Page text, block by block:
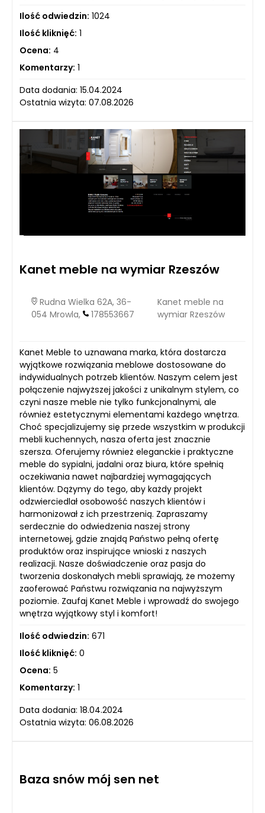
Ilość odwiedzin: 1024
Ilość kliknięć: 1
Ocena: 4
Komentarzy: 1
Data dodania: 15.04.2024
Ostatnia wizyta: 07.08.2026
Kanet meble na wymiar Rzeszów
Rudna Wielka 62A, 36-
054 Mrowla,
178553667
Kanet meble na
wymiar Rzeszów
Kanet Meble to uznawana marka, która dostarcza
wyjątkowe rozwiązania meblowe dostosowane do
indywidualnych potrzeb klientów. Naszym celem jest
połączenie najwyższej jakości z unikalnym stylem, co
czyni nasze meble nie tylko funkcjonalnymi, ale
również estetycznymi elementami każdego wnętrza.
Choć specjalizujemy się przede wszystkim w produkcji
mebli kuchennych, nasza oferta jest znacznie
szersza. Oferujemy również eleganckie i praktyczne
meble do sypialni, jadalni oraz biura, które spełnią
oczekiwania nawet najbardziej wymagających
klientów. Dążymy do tego, aby każdy projekt
odzwierciedlał osobowość naszych klientów i
harmonizował z ich przestrzenią. Zapraszamy
serdecznie do odwiedzenia naszej strony
internetowej, gdzie znajdą Państwo pełną ofertę
produktów oraz inspirujące wnioski z naszych
realizacji. Nasze doświadczenie oraz pasja do
tworzenia doskonałych mebli sprawiają, że możemy
zaoferować Państwu rozwiązania na najwyższym
poziomie. Zaufaj Kanet Meble i wprowadź do swojego
wnętrza wyjątkowy styl i komfort!
Ilość odwiedzin: 671
Ilość kliknięć: 0
Ocena: 5
Komentarzy: 1
Data dodania: 18.04.2024
Ostatnia wizyta: 06.08.2026
Baza snów mój sen net